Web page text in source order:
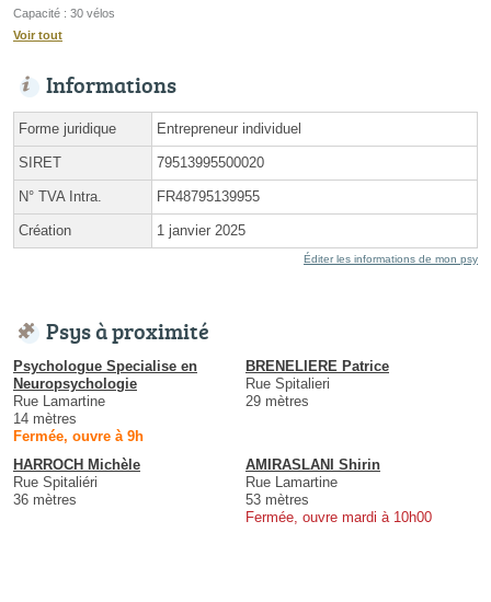
Capacité : 30 vélos
Voir tout
Informations
Forme juridique Entrepreneur individuel
SIRET 79513995500020
N° TVA Intra. FR48795139955
Création 1 janvier 2025
Éditer les informations de mon psy
Psys à proximité
Psychologue Specialise en
Neuropsychologie
Rue Lamartine
14 mètres
Fermée, ouvre à 9h
BRENELIERE Patrice
Rue Spitalieri
29 mètres
HARROCH Michèle
Rue Spitaliéri
36 mètres
AMIRASLANI Shirin
Rue Lamartine
53 mètres
Fermée, ouvre mardi à 10h00